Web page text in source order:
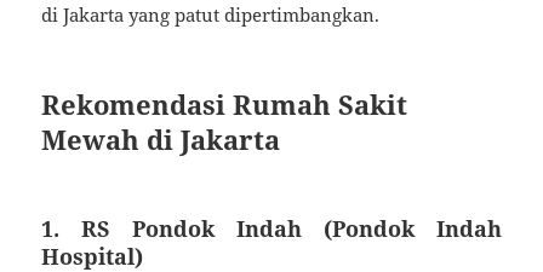
di Jakarta yang patut dipertimbangkan.
Rekomendasi Rumah Sakit
Mewah di Jakarta
1.RS Pondok Indah (Pondok Indah
Hospital)